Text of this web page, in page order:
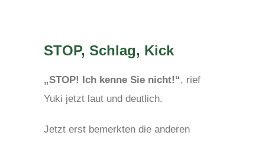
STOP, Schlag, Kick
„STOP! Ich kenne Sie nicht!“, rief
Yuki jetzt laut und deutlich.
Jetzt erst bemerkten die anderen